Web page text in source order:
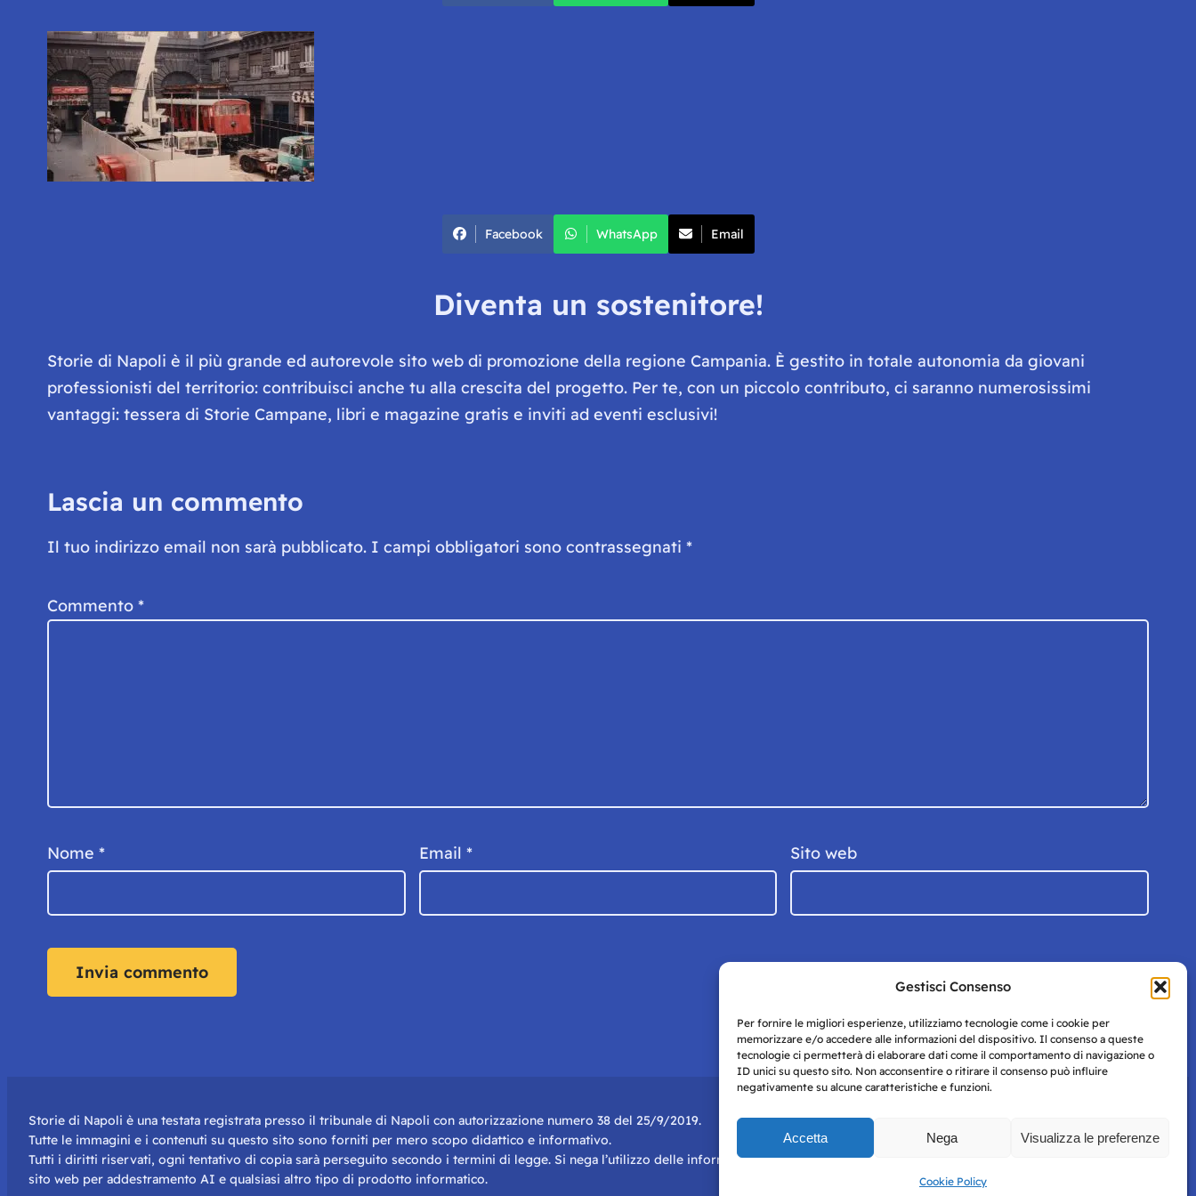
Gestisci Consenso
Per fornire le migliori esperienze, utilizziamo tecnologie come i cookie per
memorizzare e/o accedere alle informazioni del dispositivo. Il consenso a queste
tecnologie ci permetterà di elaborare dati come il comportamento di navigazione o
ID unici su questo sito. Non acconsentire o ritirare il consenso può influire
negativamente su alcune caratteristiche e funzioni.
Accetta Nega Visualizza le preferenze
Cookie Policy
Facebook WhatsApp Email
Diventa un sostenitore!
Storie di Napoli è il più grande ed autorevole sito web di promozione della regione Campania. È gestito in totale autonomia da giovani
professionisti del territorio: contribuisci anche tu alla crescita del progetto. Per te, con un piccolo contributo, ci saranno numerosissimi
vantaggi: tessera di Storie Campane, libri e magazine gratis e inviti ad eventi esclusivi!
Lascia un commento
Il tuo indirizzo email non sarà pubblicato. I campi obbligatori sono contrassegnati *
Commento *
Nome * Email * Sito web
Storie di Napoli è una testata registrata presso il tribunale di Napoli con autorizzazione numero 38 del 25/9/2019.
Tutte le immagini e i contenuti su questo sito sono forniti per mero scopo didattico e informativo.
Tutti i diritti riservati, ogni tentativo di copia sarà perseguito secondo i termini di legge. Si nega l’utilizzo delle informazioni in questo
sito web per addestramento AI e qualsiasi altro tipo di prodotto informatico.
Policy